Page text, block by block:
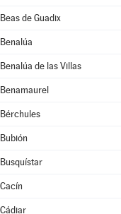
Beas de Guadix
Benalúa
Benalúa de las Villas
Benamaurel
Bérchules
Bubión
Busquístar
Cacín
Cádiar